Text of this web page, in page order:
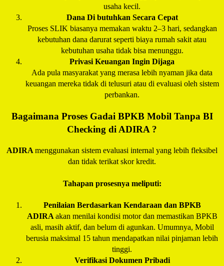
usaha kecil.
Dana Di butuhkan Secara Cepat
Proses SLIK biasanya memakan waktu 2–3 hari, sedangkan
kebutuhan dana darurat seperti biaya rumah sakit atau
kebutuhan usaha tidak bisa menunggu.
Privasi Keuangan Ingin Dijaga
Ada pula masyarakat yang merasa lebih nyaman jika data
keuangan mereka tidak di telusuri atau di evaluasi oleh sistem
perbankan.
Bagaimana Proses Gadai BPKB Mobil Tanpa BI
Checking di ADIRA ?
ADIRAmenggunakan sistem evaluasi internal yang lebih fleksibel
dan tidak terikat skor kredit.
Tahapan prosesnya meliputi:
Penilaian Berdasarkan Kendaraan dan BPKB
ADIRA akan menilai kondisi motor dan memastikan BPKB
asli, masih aktif, dan belum di agunkan. Umumnya, Mobil
berusia maksimal 15 tahun mendapatkan nilai pinjaman lebih
tinggi.
Verifikasi Dokumen Pribadi